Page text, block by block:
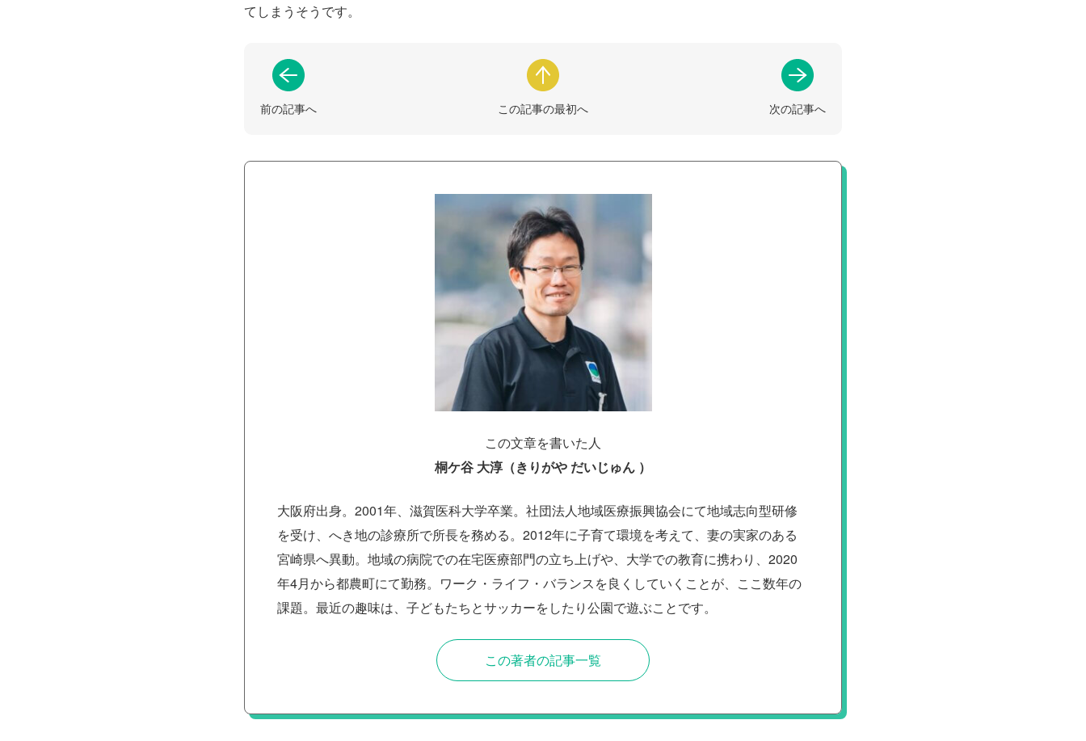
てしまうそうです。
前の記事へ この記事の最初へ 次の記事へ
この文章を書いた人
桐ケ谷 大淳（きりがや だいじゅん ）
大阪府出身。2001年、滋賀医科大学卒業。社団法人地域医療振興協会にて地域志向型研修
を受け、へき地の診療所で所長を務める。2012年に子育て環境を考えて、妻の実家のある
宮崎県へ異動。地域の病院での在宅医療部門の立ち上げや、大学での教育に携わり、2020
年4月から都農町にて勤務。ワーク・ライフ・バランスを良くしていくことが、ここ数年の
課題。最近の趣味は、子どもたちとサッカーをしたり公園で遊ぶことです。
この著者の記事一覧